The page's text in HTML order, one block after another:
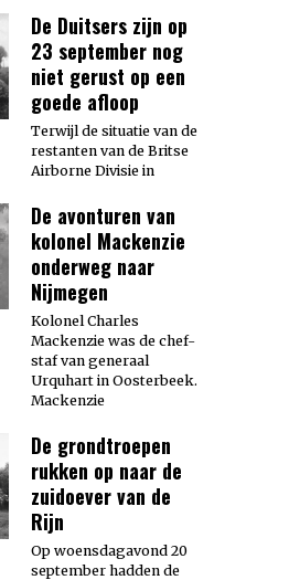
De Duitsers zijn op
23 september nog
niet gerust op een
goede afloop
Terwijl de situatie van de
restanten van de Britse
Airborne Divisie in
De avonturen van
kolonel Mackenzie
onderweg naar
Nijmegen
Kolonel Charles
Mackenzie was de chef-
staf van generaal
Urquhart in Oosterbeek.
Mackenzie
De grondtroepen
rukken op naar de
zuidoever van de
Rijn
Op woensdagavond 20
september hadden de